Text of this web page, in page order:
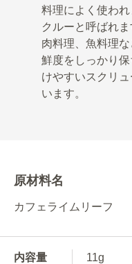
料理によく使わ
クルーと呼ばれ
肉料理、魚料理
鮮度をしっかり
けやすいスクリ
います。
原材料名
カフェライムリーフ
内容量 11g